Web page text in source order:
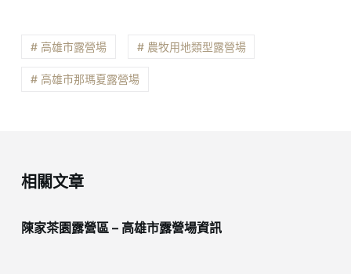
# 高雄市露營場 # 農牧用地類型露營場
# 高雄市那瑪夏露營場
相關文章
陳家茶園露營區 – 高雄市露營場資訊